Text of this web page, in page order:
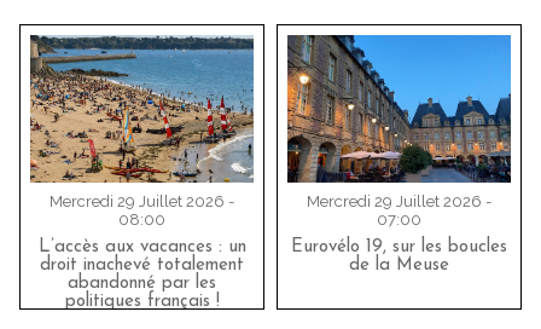
Mercredi 29 Juillet 2026 -
08:00
L’accès aux vacances : un
droit inachevé totalement
abandonné par les
politiques français !
Mercredi 29 Juillet 2026 -
07:00
Eurovélo 19, sur les boucles
de la Meuse